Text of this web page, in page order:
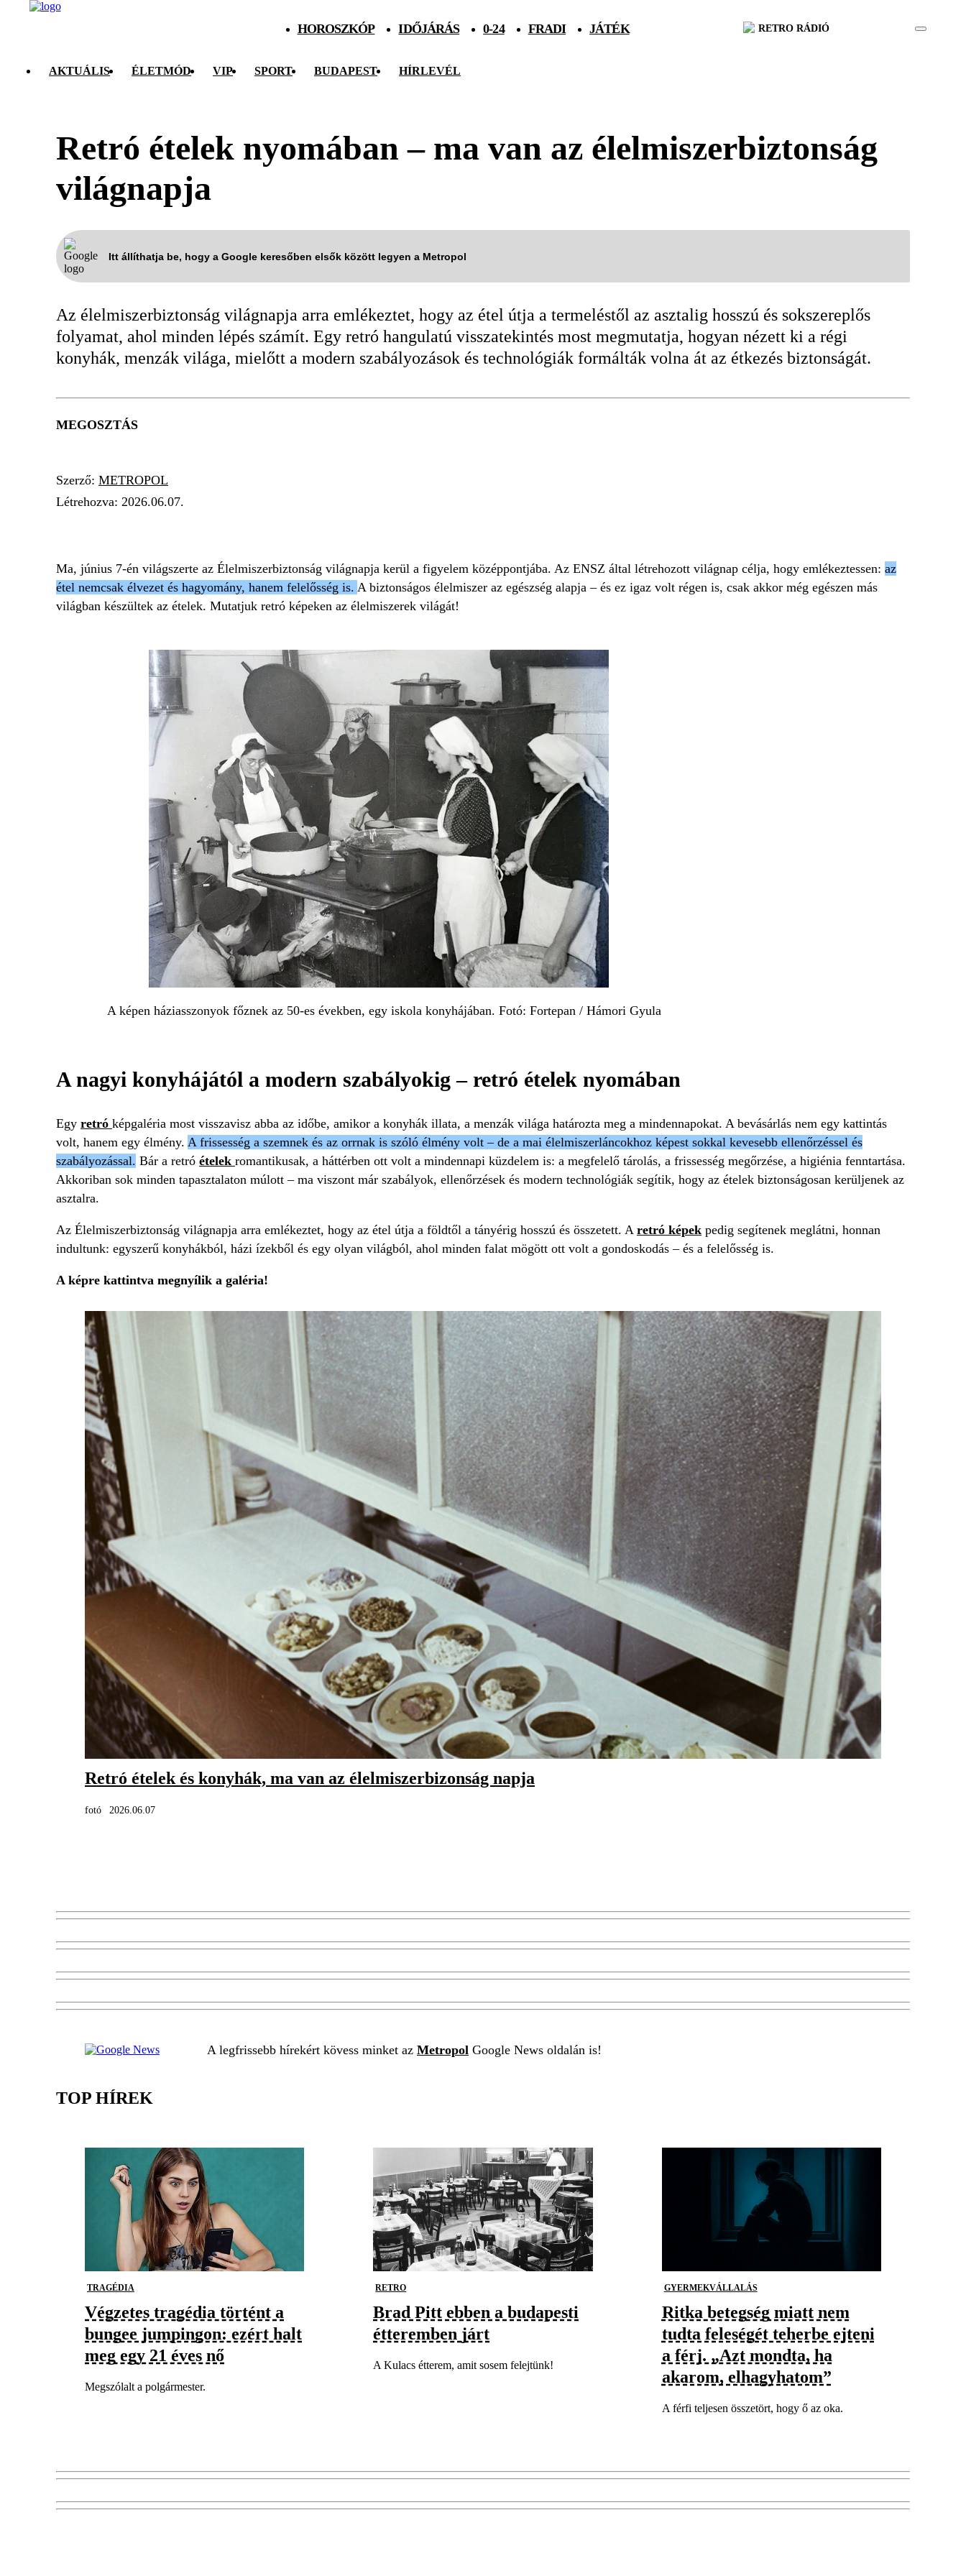
HOROSZKÓP IDŐJÁRÁS 0-24 FRADI JÁTÉK RETRO RÁDIÓ
AKTUÁLIS ÉLETMÓD VIP SPORT BUDAPEST HÍRLEVÉL
Retró ételek nyomában – ma van az élelmiszerbiztonság
világnapja
Itt állíthatja be, hogy a Google keresőben elsők között legyen a Metropol
Az élelmiszerbiztonság világnapja arra emlékeztet, hogy az étel útja a termeléstől az asztalig hosszú és sokszereplős
folyamat, ahol minden lépés számít. Egy retró hangulatú visszatekintés most megmutatja, hogyan nézett ki a régi
konyhák, menzák világa, mielőtt a modern szabályozások és technológiák formálták volna át az étkezés biztonságát.
MEGOSZTÁS
Szerző: METROPOL
Létrehozva: 2026.06.07.
Ma, június 7-én világszerte az Élelmiszerbiztonság világnapja kerül a figyelem középpontjába. Az ENSZ által létrehozott világnap célja, hogy emlékeztessen: az
étel nemcsak élvezet és hagyomány, hanem felelősség is. A biztonságos élelmiszer az egészség alapja – és ez igaz volt régen is, csak akkor még egészen más
világban készültek az ételek. Mutatjuk retró képeken az élelmiszerek világát!
A képen háziasszonyok főznek az 50-es években, egy iskola konyhájában. Fotó: Fortepan / Hámori Gyula
A nagyi konyhájától a modern szabályokig – retró ételek nyomában
Egy retró képgaléria most visszavisz abba az időbe, amikor a konyhák illata, a menzák világa határozta meg a mindennapokat. A bevásárlás nem egy kattintás
volt, hanem egy élmény. A frissesség a szemnek és az orrnak is szóló élmény volt – de a mai élelmiszerláncokhoz képest sokkal kevesebb ellenőrzéssel és
szabályozással. Bár a retró ételek romantikusak, a háttérben ott volt a mindennapi küzdelem is: a megfelelő tárolás, a frissesség megőrzése, a higiénia fenntartása.
Akkoriban sok minden tapasztalaton múlott – ma viszont már szabályok, ellenőrzések és modern technológiák segítik, hogy az ételek biztonságosan kerüljenek az
asztalra.
Az Élelmiszerbiztonság világnapja arra emlékeztet, hogy az étel útja a földtől a tányérig hosszú és összetett. A retró képek pedig segítenek meglátni, honnan
indultunk: egyszerű konyhákból, házi ízekből és egy olyan világból, ahol minden falat mögött ott volt a gondoskodás – és a felelősség is.
A képre kattintva megnyílik a galéria!
Retró ételek és konyhák, ma van az élelmiszerbizonság napja
fotó 2026.06.07
A legfrissebb hírekért kövess minket az Metropol Google News oldalán is!
TOP HÍREK
TRAGÉDIA
Végzetes tragédia történt a
bungee jumpingon: ezért halt
meg egy 21 éves nő
Megszólalt a polgármester.
RETRO
Brad Pitt ebben a budapesti
étteremben járt
A Kulacs étterem, amit sosem felejtünk!
GYERMEKVÁLLALÁS
Ritka betegség miatt nem
tudta feleségét teherbe ejteni
a férj. „Azt mondta, ha
akarom, elhagyhatom”
A férfi teljesen összetört, hogy ő az oka.